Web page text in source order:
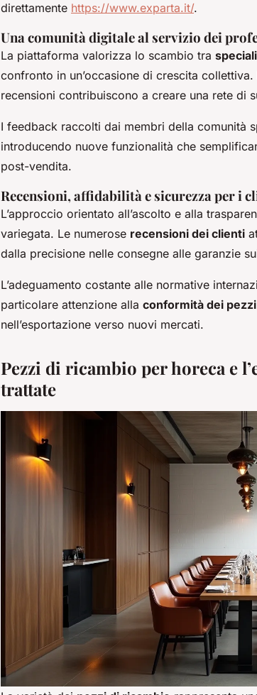
direttamente https://www.exparta.it/.
Una comunità digitale al servizio dei
La piattaforma valorizza lo scambio tra
confronto in un’occasione di crescita
recensioni contribuiscono a creare una rete di
I feedback raccolti dai membri della comunità
introducendo nuove funzionalità che
post-vendita.
Recensioni, affidabilità e sicurezza per i
L’approccio orientato all’ascolto e alla
variegata. Le numerose recensioni dei clienti
dalla precisione nelle consegne alle garanzie
L’adeguamento costante alle normative
particolare attenzione alla conformità dei
nell’esportazione verso nuovi mercati.
Pezzi di ricambio per horeca e
trattate